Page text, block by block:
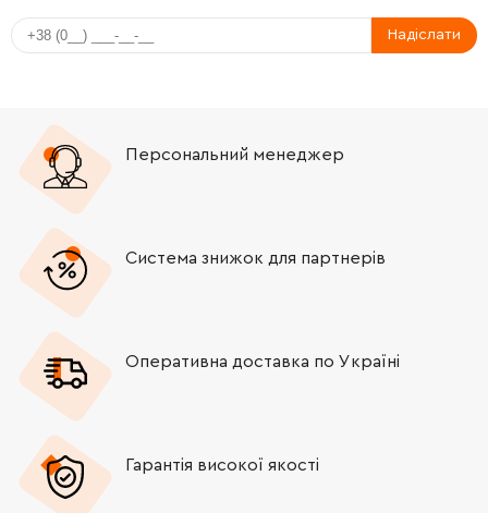
- +
1600210035
2608005036
1607014129
1607000231
1607000228 1260.85 Грн - +
160111A3H3
Надіслати
Персональний менеджер
Система знижок для партнерів
Оперативна доставка по Україні
Гарантія високої якості